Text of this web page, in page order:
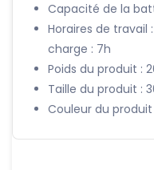
Capacité de la
Horaires de travail
charge : 7h
Poids du produit :
Taille du produit :
Couleur du produit